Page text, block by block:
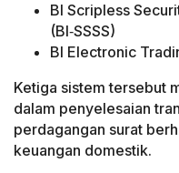
BI Scripless
(BI‑SSSS)
BI Electronic
Ketiga sistem tersebut
dalam penyelesaian
perdagangan surat
keuangan domestik.